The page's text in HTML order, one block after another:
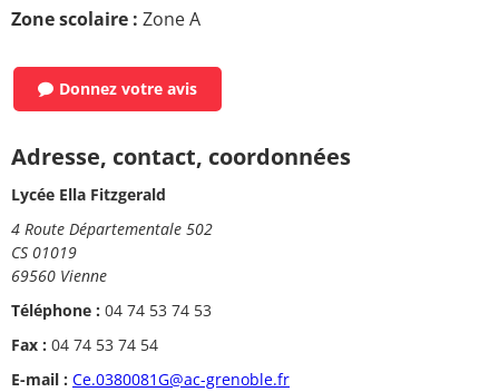
Zone scolaire : Zone A
Donnez votre avis
Adresse, contact, coordonnées
Lycée Ella Fitzgerald
4 Route Départementale 502
CS 01019
69560 Vienne
Téléphone : 04 74 53 74 53
Fax : 04 74 53 74 54
E-mail : Ce.0380081G@ac-grenoble.fr